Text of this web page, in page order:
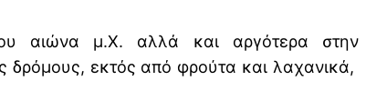
αιώνα μ.Χ. αλλά και αργότερα στην
εκτός από φρούτα και λαχανικά,